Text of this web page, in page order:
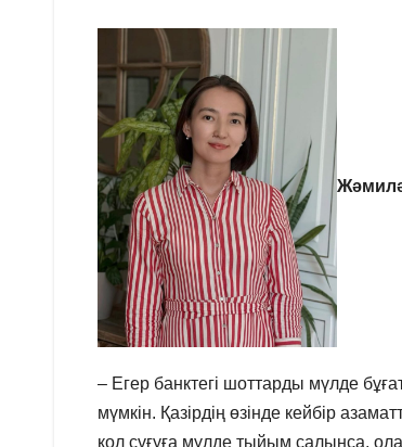
– Егер банктегі шоттарды мүлде
мүмкін. Қазірдің өзінде кейбір
қол сұғуға мүлде тыйым салынса,